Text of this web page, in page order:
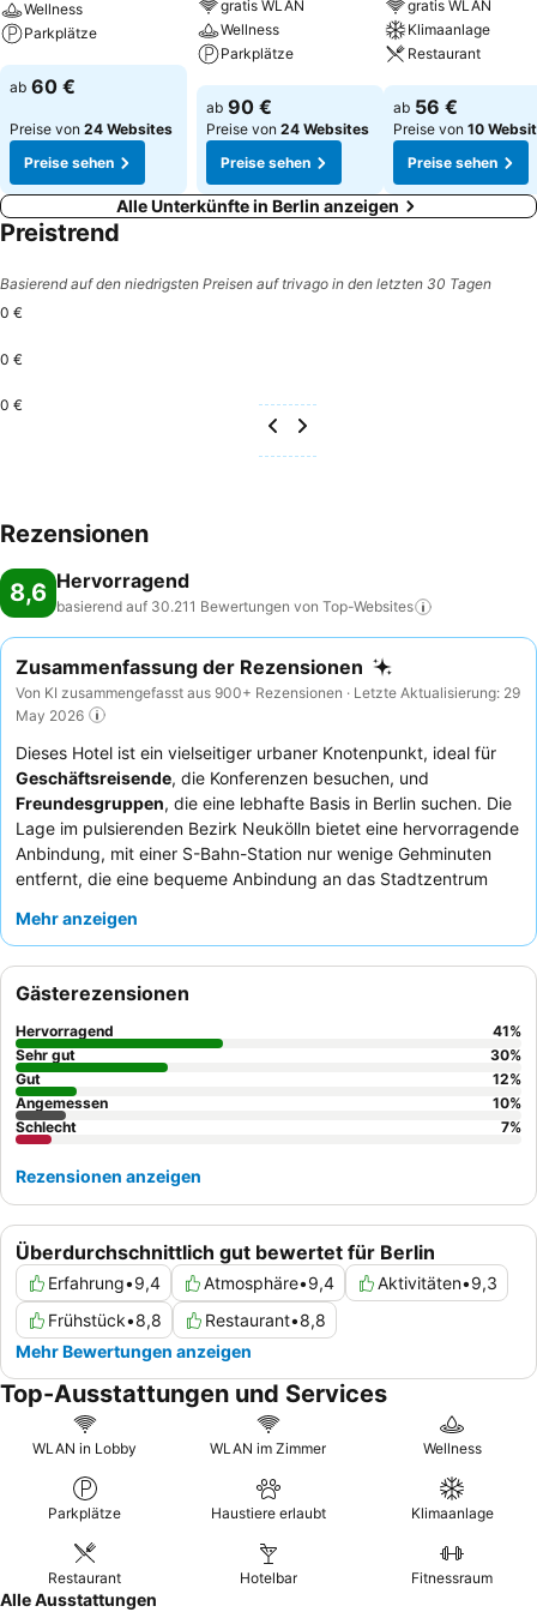
Wellness
Parkplätze
Preise sehen
ab 60 €
Preise von 24 Websites
Preise sehen
gratis WLAN
Wellness
Parkplätze
Preise sehen
ab 90 €
Preise von 24 Websites
Preise sehen
gratis WLAN
Klimaanlage
Restaurant
Preise sehen
ab 56 €
Preise von 10
Preise sehen
Alle Unterkünfte in Berlin anzeigen
Preistrend
Basierend auf den niedrigsten Preisen auf trivago in den letzten 30 Tagen
0 €
0 €
0 €
Rezensionen
8,6 Hervorragend
basierend auf 30.211 Bewertungen von Top-Websites
Zusammenfassung der Rezensionen
Von KI zusammengefasst aus 900+ Rezensionen · Letzte Aktualisierung: 29
May 2026
Dieses Hotel ist ein vielseitiger urbaner Knotenpunkt, ideal für
Geschäftsreisende, die Konferenzen besuchen, und
Freundesgruppen, die eine lebhafte Basis in Berlin suchen. Die
Lage im pulsierenden Bezirk Neukölln bietet eine hervorragende
Anbindung, mit einer S-Bahn-Station nur wenige Gehminuten
entfernt, die eine bequeme Anbindung an das Stadtzentrum
Deutschlands größtes
Gäste loben stets das freundliche und professionelle Personal,
wobei dasFrühstücksbuffet
und Qualität hoch gelobt wird. Für ein ruhigeres Erlebnis können
Gäste Zimmer mit Gartenblick anfragen.
Mehr anzeigen
Überdurchschnittlich gut bewertet für Berlin
Erfahrung•9,4 Atmosphäre•9,4 Aktivitäten•9,3
Frühstück•8,8 Restaurant•8,8
Mehr Bewertungen anzeigen
Gästerezensionen
Hervorragend 41%
Sehr gut
30%
Gut
12%
Angemessen
10%
Schlecht
7%
Rezensionen anzeigen
Top-Ausstattungen und Services
WLAN in Lobby WLAN im Zimmer Wellness
Parkplätze Haustiere erlaubt Klimaanlage
Restaurant Hotelbar Fitnessraum
Alle Ausstattungen